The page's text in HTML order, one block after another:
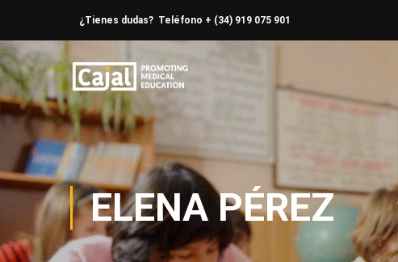
¿Tienes dudas? Teléfono + (34) 919 075 901
ELENA PÉREZ